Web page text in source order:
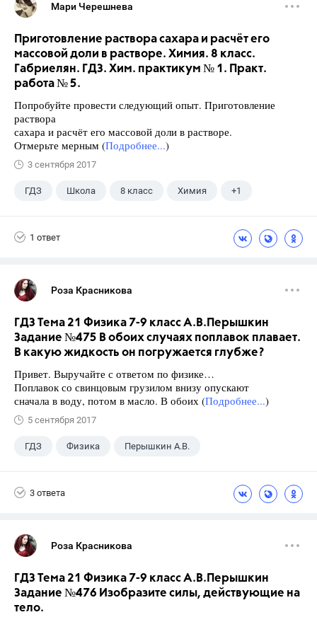
Мари Черешнева
Приготовление раствора сахара и расчёт его
массовой доли в растворе. Химия. 8 класс.
Габриелян. ГДЗ. Хим. практикум № 1. Практ.
работа № 5.
Попробуйте провести следующий опыт. Приготовление
раствора
сахара и расчёт его массовой доли в растворе.
Отмерьте мерным (Подробнее...)
3 сентября 2017
ГДЗ Школа 8 класс Химия +1
1 ответ
Роза Красникова
ГДЗ Тема 21 Физика 7-9 класс А.В.Перышкин
Задание №475 В обоих случаях поплавок плавает.
В какую жидкость он погружается глубже?
Привет. Выручайте с ответом по физике…
Поплавок со свинцовым грузилом внизу опускают
сначала в воду, потом в масло. В обоих (Подробнее...)
5 сентября 2017
ГДЗ Физика Перышкин А.В.
3 ответа
Роза Красникова
ГДЗ Тема 21 Физика 7-9 класс А.В.Перышкин
Задание №476 Изобразите силы, действующие на
тело.